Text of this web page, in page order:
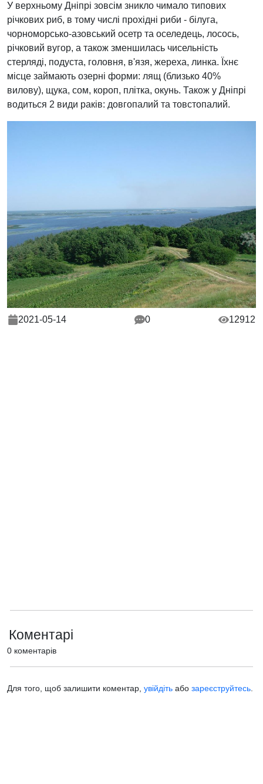
У верхньому Дніпрі зовсім зникло чимало типових
річкових риб, в тому числі прохідні риби - білуга,
чорноморсько-азовський осетр та оселедець, лосось,
річковий вугор, а також зменшилась чисельність
стерляді, подуста, головня, в'язя, жереха, линка. Їхнє
місце займають озерні форми: лящ (близько 40%
вилову), щука, сом, короп, плітка, окунь. Також у Дніпрі
водиться 2 види раків: довгопалий та товстопалий.
2021-05-14 0 12912
Коментарі
0 коментарів
Для того, щоб залишити коментар, увійдіть або зареєструйтесь